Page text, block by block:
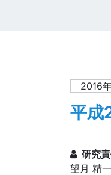
2016
平成
研究
望月 精一